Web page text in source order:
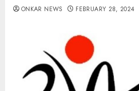
ONKAR NEWS FEBRUARY 28, 2024